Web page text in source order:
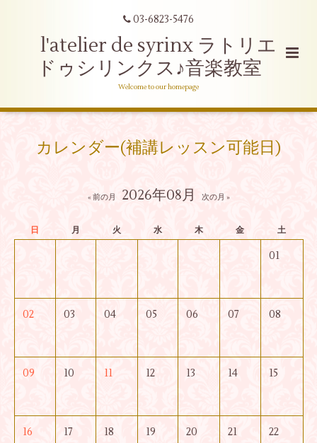
03-6823-5476
l'atelier de syrinx ラトリエ
ドゥシリンクス♪音楽教室
Welcome to our homepage
カレンダー(補講レッスン可能日)
« 前の月 2026年08月 次の月 »
日 月 火 水 木 金 土
01
02 03 04 05 06 07 08
09 10 11 12 13 14 15
16 17 18 19 20 21 22